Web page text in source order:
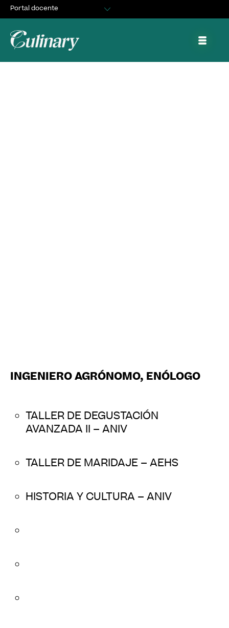
Portal docente
Portal de trabajo y prácticas
INGENIERO AGRÓNOMO, ENÓLOGO
TALLER DE DEGUSTACIÓN
AVANZADA II – ANIV
TALLER DE MARIDAJE – AEHS
HISTORIA Y CULTURA – ANIV